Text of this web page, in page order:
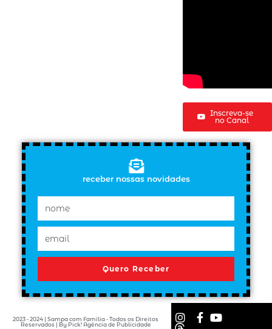
Inscreva-se
no Canal
receber nossas novidades
Quero Receber
2023 - 2024 | Sampa com Família - Todos os Direitos
Reservados | By Pick! Agência de Publicidade